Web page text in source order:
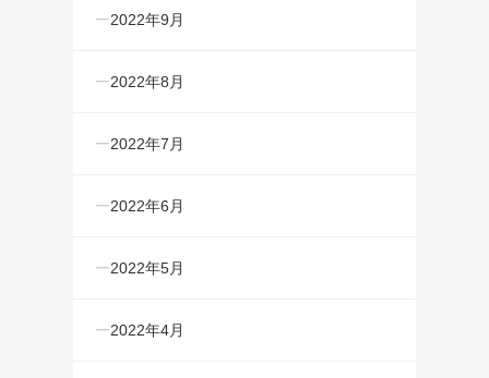
2022年9月
2022年8月
2022年7月
2022年6月
2022年5月
2022年4月